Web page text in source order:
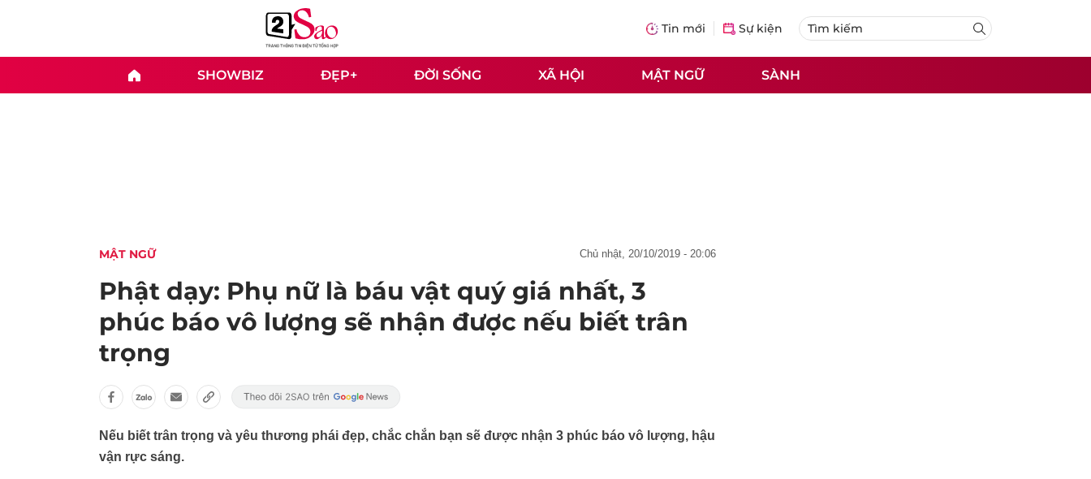
Tin mới Sự kiện
SHOWBIZ ĐẸP+ ĐỜI SỐNG XÃ HỘI MẬT NGỮ SÀNH
MẬT NGỮ chủ nhật, 20/10/2019 - 20:06
Phật dạy: Phụ nữ là báu vật quý giá nhất, 3
phúc báo vô lượng sẽ nhận được nếu biết trân
trọng
Nếu biết trân trọng và yêu thương phái đẹp, chắc chắn bạn sẽ được nhận 3 phúc báo vô lượng, hậu
vận rực sáng.